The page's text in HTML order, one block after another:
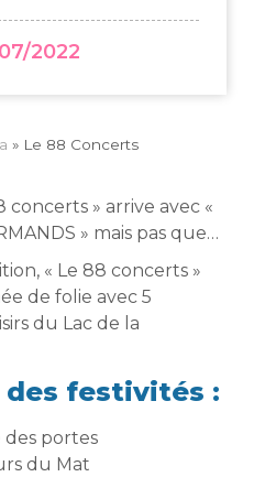
2022
» Le 88 Concerts
concerts » arrive avec «
» mais pas que…
« Le 88 concerts »
de folie avec 5
du Lac de la
des festivités :
portes
du Mat